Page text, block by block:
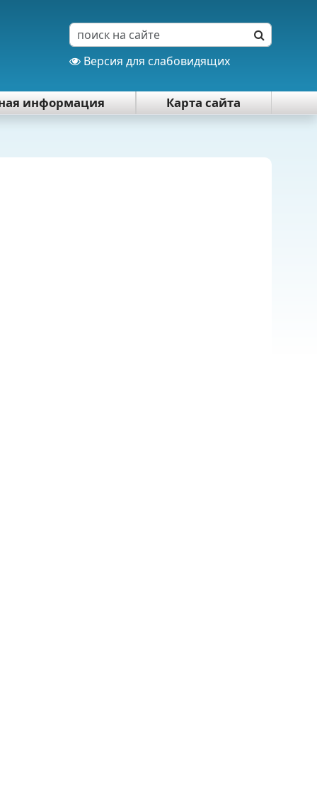
Версия для слабовидящих
информация Карта сайта